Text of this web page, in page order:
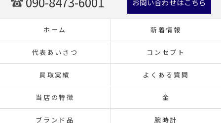
お問い合わせはこちら
ホーム 新着情報
代表あいさつ コンセプト
買取実績 よくある質問
当店の特徴 金
ブランド品 腕時計